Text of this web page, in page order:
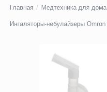
Главная / Медтехника для дома
Ингаляторы-небулайзеры Omron